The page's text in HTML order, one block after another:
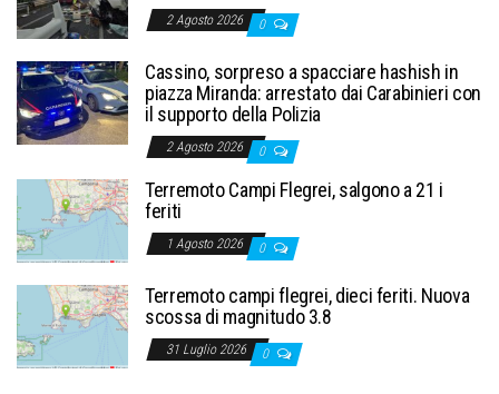
2 Agosto 2026 0
Cassino, sorpreso a spacciare hashish in
piazza Miranda: arrestato dai Carabinieri con
il supporto della Polizia
2 Agosto 2026 0
Terremoto Campi Flegrei, salgono a 21 i
feriti
1 Agosto 2026 0
Terremoto campi flegrei, dieci feriti. Nuova
scossa di magnitudo 3.8
31 Luglio 2026 0